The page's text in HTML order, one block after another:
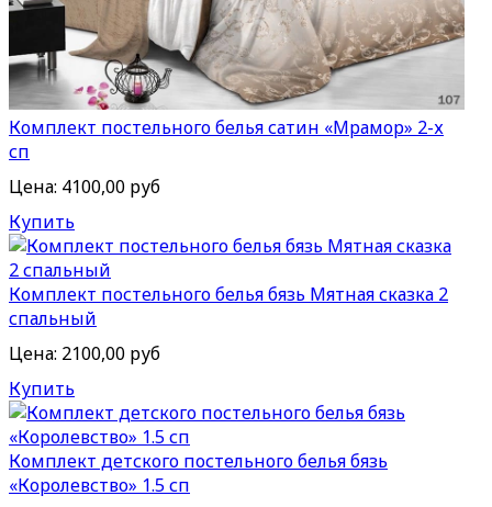
Комплект постельного белья сатин «Мрамор» 2-х
сп
Цена: 4100,00 руб
Купить
Комплект постельного белья бязь Мятная сказка 2
спальный
Цена: 2100,00 руб
Купить
Комплект детского постельного белья бязь
«Королевство» 1.5 сп